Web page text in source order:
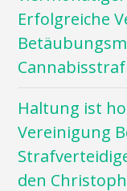
Erfolgreiche
Haltung ist
Vereinigung
den